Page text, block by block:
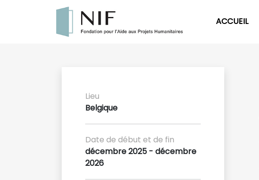
ACCUEIL
Lieu
Belgique
Date de début et de fin
décembre 2025 - décembre
2026